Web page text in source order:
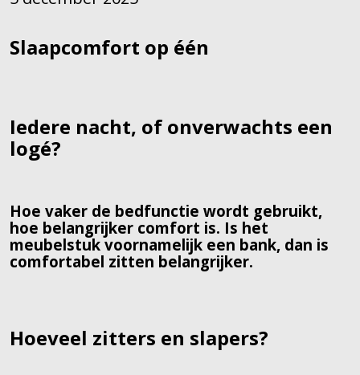
Slaapcomfort op één
Iedere nacht, of onverwachts een
logé?
Hoe vaker de bedfunctie wordt gebruikt,
hoe belangrijker comfort is. Is het
meubelstuk voornamelijk een bank, dan is
comfortabel zitten belangrijker.
Hoeveel zitters en slapers?